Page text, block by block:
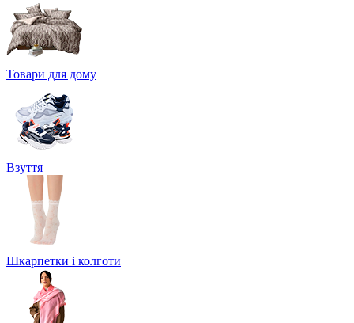
Товари для дому
Взуття
Шкарпетки і колготи